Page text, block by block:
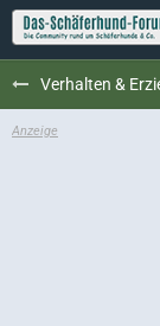
Verhalten &